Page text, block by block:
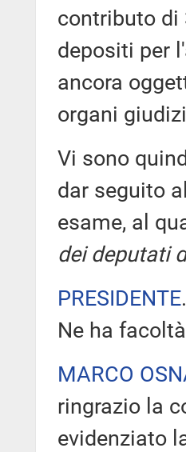
contributo di
depositi per
ancora
organi
Vi sono
dar seguito
esame, al
dei deputati
PRESIDENTE
Ne ha
MARCO
ringrazio la
evidenziato